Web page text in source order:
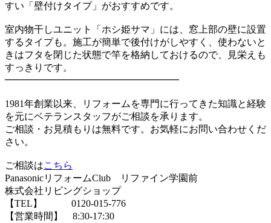
すい「壁付けタイプ」がおすすめです。
室内物干しユニット「ホシ姫サマ」には、窓上部の壁に設置
するタイプも。施工が簡単で後付けがしやすく、使わないと
きはフタを閉じた状態で竿を格納しておけるので、見栄えも
すっきりです。
━━━━━━━━━━━━━━━━━━
1981年創業以来、リフォームを専門に行ってきた知識と経験
を元にベテランスタッフがご相談を承ります。
ご相談・お見積もりは無料です。お気軽にお問い合わせくだ
さい。
ご相談はこちら
PanasonicリフォームClub リファイン学園前
株式会社リビングショップ
【TEL】 0120-015-776
【営業時間】 8:30-17:30